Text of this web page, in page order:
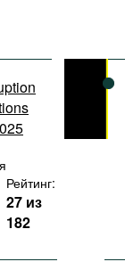
международных
Рейтинг:
27 из
182